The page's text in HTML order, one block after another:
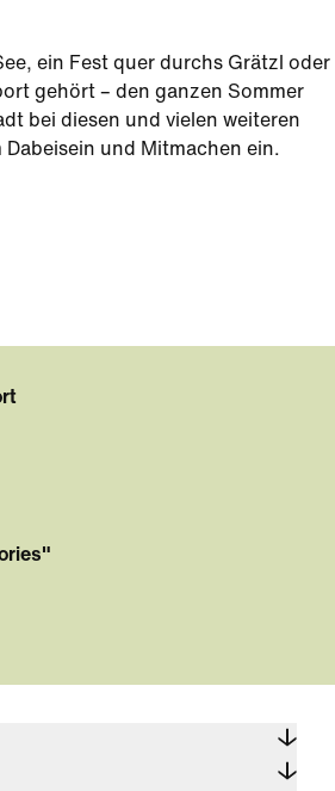
ein Fest quer durchs Grätzl oder
gehört – den ganzen Sommer
bei diesen und vielen weiteren
und Mitmachen ein.